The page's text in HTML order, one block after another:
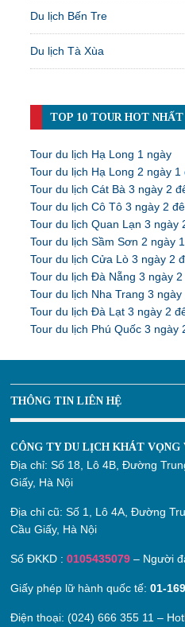
Du lịch Bến Tre
Du lịch Tà Xùa
TOP 10 TOUR HOT NHẤT
Tour du lịch Hạ Long 1 ngày
Tour du lịch Hạ Long 2 ngày 1
Tour du lịch Cát Bà 3 ngày 2
Tour du lịch Cô Tô 3 ngày 2
Tour du lịch Quan Lạn 3 ngày
Tour du lịch Sầm Sơn 2 ngày
Tour du lịch Cửa Lò 3 ngày 2
Tour du lịch Đà Nẵng 3 ngày 2
Tour du lịch Nha Trang 3 ngày
Tour du lịch Đà Lạt 3 ngày 2
Tour du lịch Phú Quốc 3 ngày
THÔNG TIN LIÊN HỆ
CÔNG TY DU LỊCH KHÁT
Địa chỉ:Số 18, Lô 4B, Đường
Giấy, Hà Nội
Địa chỉ cũ:Số 1, Lô 4A, Đường
Cầu Giấy, Hà Nội
Số ĐKKD :0105435079 – Người
Giấy phép lữ hành quốc tế:01-
Điện thoại: (024) 666 355 11 –